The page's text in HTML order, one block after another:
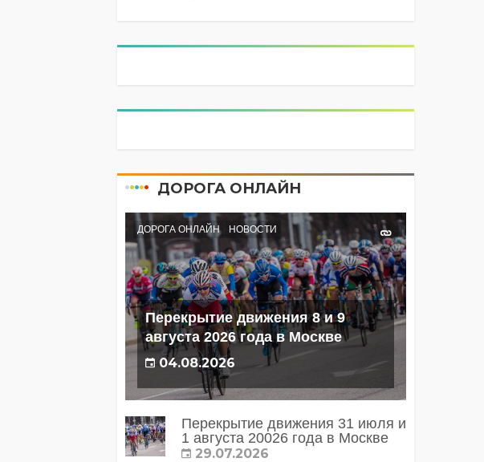
ДОРОГА ОНЛАЙН
ДОРОГА ОНЛАЙН НОВОСТИ
Перекрытие движения 8 и 9
августа 2026 года в Москве
04.08.2026
Перекрытие движения 31 июля и
1 августа 20026 года в Москве
29.07.2026